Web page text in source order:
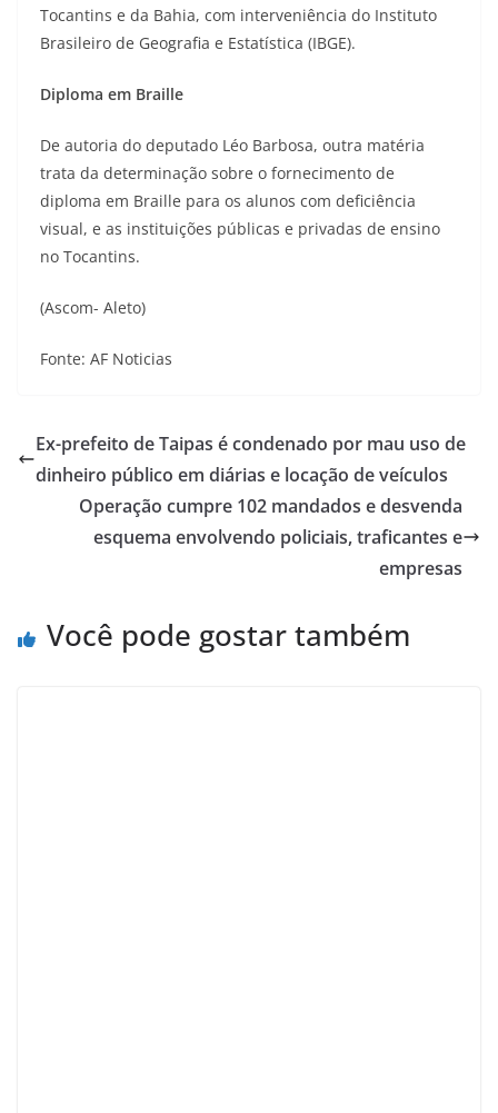
Tocantins e da Bahia, com interveniência do Instituto
Brasileiro de Geografia e Estatística (IBGE).
Diploma em Braille
De autoria do deputado Léo Barbosa, outra matéria
trata da determinação sobre o fornecimento de
diploma em Braille para os alunos com deficiência
visual, e as instituições públicas e privadas de ensino
no Tocantins.
(Ascom- Aleto)
Fonte: AF Noticias
Ex-prefeito de Taipas é condenado por mau uso de
dinheiro público em diárias e locação de veículos
Operação cumpre 102 mandados e desvenda
esquema envolvendo policiais, traficantes e
empresas
Você pode gostar também